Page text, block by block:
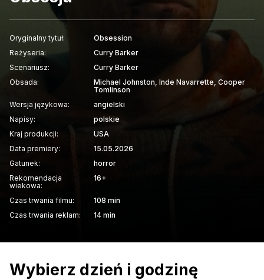
Oryginalny tytuł:
Obsession
Reżyseria:
Curry Barker
Scenariusz:
Curry Barker
Obsada:
Michael Johnston, Inde Navarrette, Cooper
Tomlinson
Wersja językowa:
angielski
Napisy:
polskie
Kraj produkcji:
USA
Data premiery:
15.05.2026
Gatunek:
horror
Rekomendacja
wiekowa:
16+
Czas trwania filmu:
108 min
Czas trwania reklam:
14 min
Wybierz dzień i godzinę